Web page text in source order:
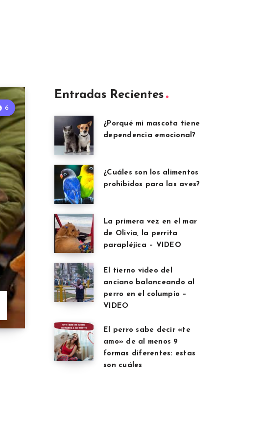
6
Entradas Recientes
¿Porqué mi mascota tiene
dependencia emocional?
¿Cuáles son los alimentos
prohibidos para las aves?
La primera vez en el mar
de Olivia, la perrita
parapléjica – VIDEO
El tierno video del
anciano balanceando al
perro en el columpio –
VIDEO
El perro sabe decir «te
amo» de al menos 9
formas diferentes: estas
son cuáles